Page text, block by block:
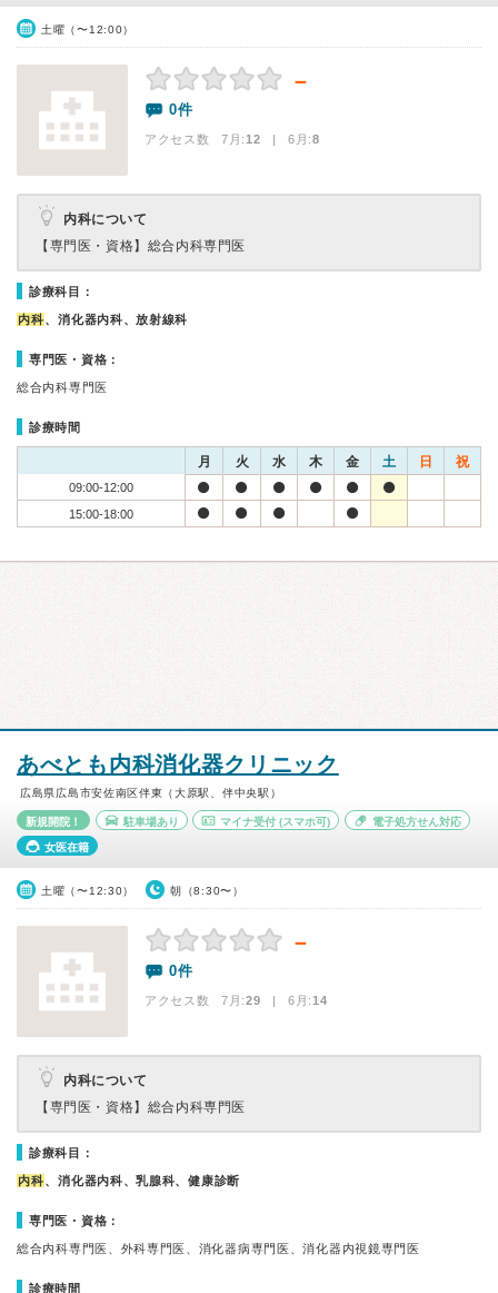
土曜（〜12:00）
－
0件
アクセス数 7月:12 | 6月:8
内科について
【専門医・資格】 総合内科専門医
診療科目：
内科、消化器内科、放射線科
専門医・資格：
総合内科専門医
診療時間
月 火 水 木 金 土 日 祝
09:00-12:00
15:00-18:00
あべとも内科消化器クリニック
広島県広島市安佐南区伴東（大原駅、伴中央駅）
新規開院！ 駐車場あり マイナ受付 (スマホ可) 電子処方せん対応
女医在籍
土曜（〜12:30） 朝（8:30〜）
－
0件
アクセス数 7月:29 | 6月:14
内科について
【専門医・資格】 総合内科専門医
診療科目：
内科、消化器内科、乳腺科、健康診断
専門医・資格：
総合内科専門医、外科専門医、消化器病専門医、消化器内視鏡専門医
診療時間